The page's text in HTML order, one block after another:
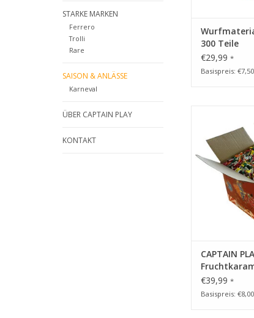
STARKE MARKEN
Ferrero
Trolli
Rare
SAISON & ANLÄSSE
Karneval
ÜBER CAPTAIN PLAY
KONTAKT
300 Teile
€29,99 *
Basispreis:
ZUM
CAPTAIN
€39,99 *
Basispreis: